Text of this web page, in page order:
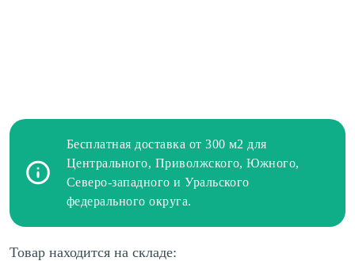
Бесплатная доставка от 300 м2 для
Центрального, Приволжского, Южного,
Северо-западного и Уральского
федерального округа.
Товар находится на складе: